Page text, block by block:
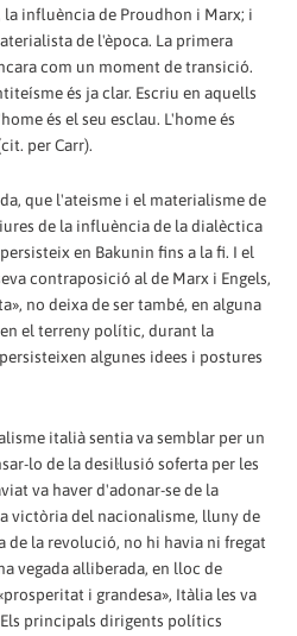
la influència de Proudhon i Marx; i
de l'època. La primera
com un moment de transició.
és ja clar. Escriu en aquells
és el seu esclau. L'home és
per Carr).
que l'ateisme i el materialisme de
de la influència de la dialèctica
en Bakunin fins a la fi. I el
contraposició al de Marx i Engels,
no deixa de ser també, en alguna
el terreny polític, durant la
algunes idees i postures
italià sentia va semblar per un
lo de la desil·lusió soferta per les
va haver d'adonar-se de la
victòria del nacionalisme, lluny de
de la revolució, no hi havia ni fregat
vegada alliberada, en lloc de
i grandesa», Itàlia les va
principals dirigents polítics